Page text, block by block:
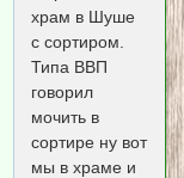
храм в Шуше
с сортиром.
Типа ВВП
говорил
мочить в
сортире ну вот
мы в храме и